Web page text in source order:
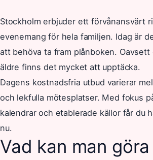
Stockholm erbjuder ett förvånansvärt
evenemang för hela familjen. Idag är
att behöva ta fram plånboken.
äldre finns det mycket att upptäcka.
Dagens kostnadsfria utbud varierar
och lekfulla mötesplatser. Med fokus
kalendrar och etablerade källor får du
nu.
Vad kan man